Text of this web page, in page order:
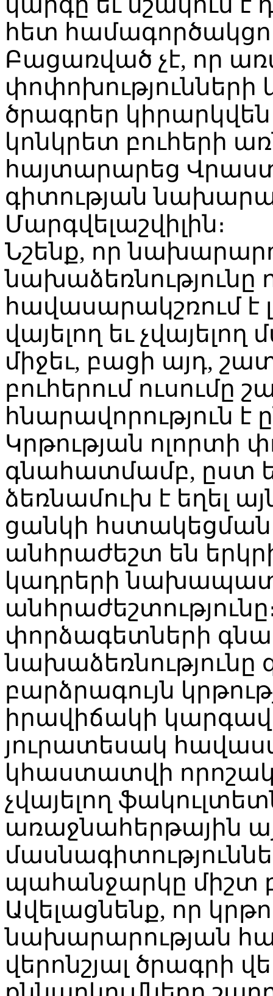
հետ
Բացառված չէ, որ
ծրագրեր
կոնկրետ բուհերի
հայտարարեց
գիտության
Մարգվելաշվիլին։
Նշենք, որ
նախաձեռնությունը
հավասարակշռում է
վայելող եւ
միջեւ, բացի այդ,
բուհերում ուսումը
հնարավորություն է
Կրթության ոլորտի
գնահատմամբ, ըստ
ձեռնամուխ է եղել
ցանկի
անհրաժեշտ են
կադրերի
փորձագետների
նախաձեռնությունը
բարձրագույն
իրավիճակի
յուրատեսակ
կհաստատվի
չվայելող
առաջնահերթային
պահանջարկը միշտ
Ավելացնենք, որ
նախարարության
վերոնշյալ ծրագրի